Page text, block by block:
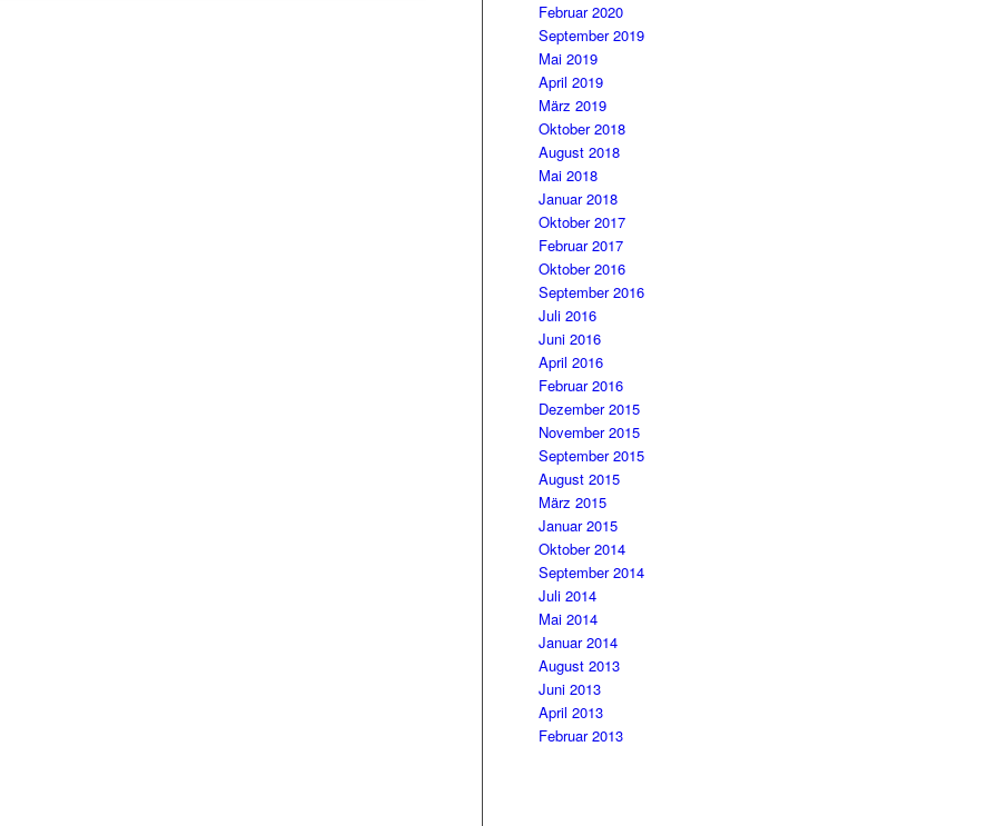
Februar 2020
September 2019
Mai 2019
April 2019
März 2019
Oktober 2018
August 2018
Mai 2018
Januar 2018
Oktober 2017
Februar 2017
Oktober 2016
September 2016
Juli 2016
Juni 2016
April 2016
Februar 2016
Dezember 2015
November 2015
September 2015
August 2015
März 2015
Januar 2015
Oktober 2014
September 2014
Juli 2014
Mai 2014
Januar 2014
August 2013
Juni 2013
April 2013
Februar 2013